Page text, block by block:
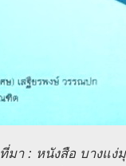
ที่มา : หนังสือ บางแง่